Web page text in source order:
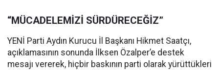
“MÜCADELEMİZİ SÜRDÜRECEĞİZ”
YENİ Parti Aydın Kurucu İl Başkanı Hikmet Saatçı,
açıklamasının sonunda İlksen Özalper’e destek
mesajı vererek, hiçbir baskının parti olarak yürüttükleri